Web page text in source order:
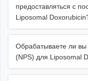
предоставляться с
Liposomal
Обрабатываете ли
(NPS) для Liposomal